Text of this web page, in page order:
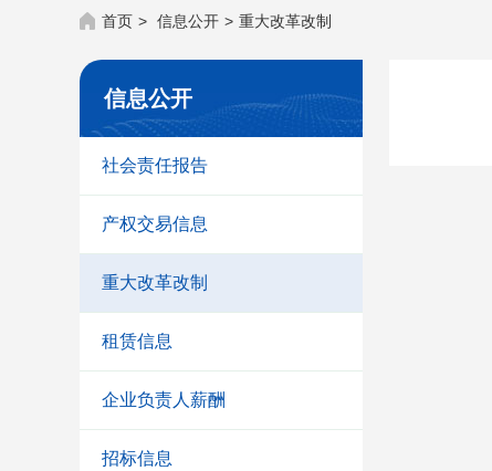
首页 > 信息公开 > 重大改革改制
信息公开
社会责任报告
产权交易信息
重大改革改制
租赁信息
企业负责人薪酬
招标信息